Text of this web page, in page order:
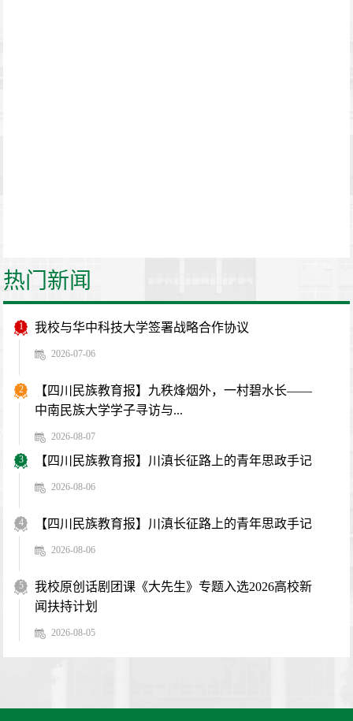
热门新闻
1 我校与华中科技大学签署战略合作协议
2026-07-06
2
【四川民族教育报】九秩烽烟外，一村碧水长——
中南民族大学学子寻访与...
2026-08-07
3 【四川民族教育报】川滇长征路上的青年思政手记
2026-08-06
4 【四川民族教育报】川滇长征路上的青年思政手记
2026-08-06
5
我校原创话剧团课《大先生》专题入选2026高校新
闻扶持计划
2026-08-05